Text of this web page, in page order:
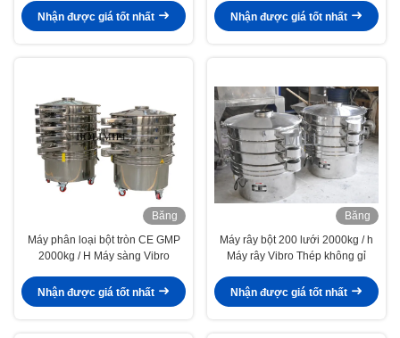
Nhận được giá tốt nhất Nhận được giá tốt nhất
Băng
hình
Máy phân loại bột tròn CE GMP
2000kg / H Máy sàng Vibro
Nhận được giá tốt nhất
Băng
hình
Máy rây bột 200 lưới 2000kg / h
Máy rây Vibro Thép không gỉ
Nhận được giá tốt nhất